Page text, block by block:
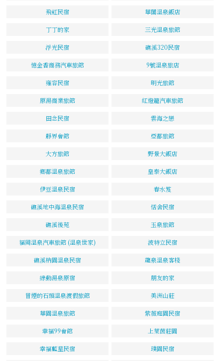
飛虹民宿 華閣溫泉飯店
丁丁的家 三光溫泉旅館
浮光民宿 礁溪320民宿
憶金香商務汽車旅館 9號溫泉旅店
雍容民宿 明光旅館
原湯商業旅館 紅燈籠汽車旅館
田念民宿 雲海之戀
靜界會館 亞都旅館
大方旅館 野景大飯店
鄉都溫泉旅館 皇泰大飯店
伊豆溫泉民宿 春水笈
礁溪地中海溫泉民宿 恬舍民宿
礁溪後苑 玉泉旅館
福岡溫泉汽車旅館 (溫泉世家) 波特立民宿
礁溪枘園溫泉民宿 龍泉溫泉客棧
綠動湯泉原宿 朋友的家
冒煙的石頭溫泉渡假旅館 美洲山莊
華園溫泉旅館 紫薇庭園民宿
幸福99會館 上萊茵莊園
幸福藍星民宿 璞園民宿